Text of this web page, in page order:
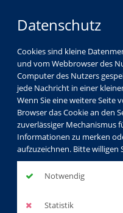
Datenschutz
Cookies sind kleine
und vom Webbrowser des
Computer des Nutzers
jede Nachricht in einer
Wenn Sie eine weitere Seite
Browser das Cookie an den
zuverlässiger Mechanismus
Informationen zu merken
aufzuzeichnen. Bitte willigen
Notwendig
Statistik
Gesellschaft
Sprachen
Aktuelles